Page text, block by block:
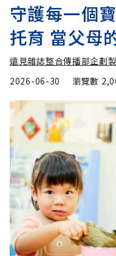
守護每一個
托育 當父母
遠見雜誌整合傳播部企劃
2026-06-30
瀏覽數